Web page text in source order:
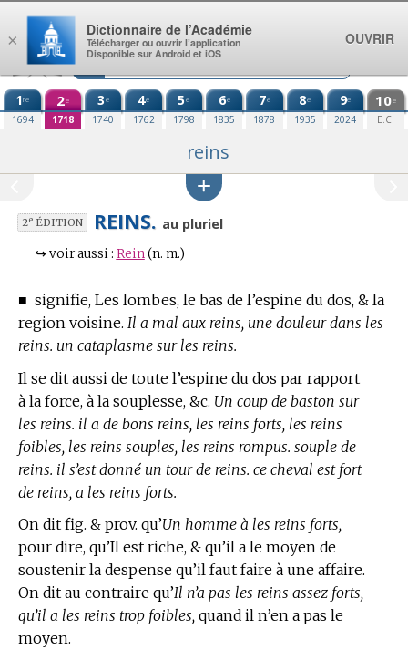
Aller au contenu
1re
1694
2e
1718
3e
1740
4e
1762
5e
1798
6e
1835
7e
1878
8e
1935
9e
2024
10e
E.C.
reins
2eÉDITION REINS. au pluriel
↪ voir aussi : Rein (n. m.)
■ signifie, Les lombes, le bas de l’espine du dos, & la
region voisine. Il a mal aux reins, une douleur dans les
reins. un cataplasme sur les reins.
Il se dit aussi de toute l’espine du dos par rapport
à la force, à la souplesse, &c. Un coup de baston sur
les reins. il a de bons reins, les reins forts, les reins
foibles, les reins souples, les reins rompus. souple de
reins. il s’est donné un tour de reins. ce cheval est fort
de reins, a les reins forts.
On dit fig. & prov. qu’Un homme à les reins forts,
pour dire, qu’Il est riche, & qu’il a le moyen de
soustenir la despense qu’il faut faire à une affaire.
On dit au contraire qu’Il n’a pas les reins assez forts,
qu’il a les reins trop foibles, quand il n’en a pas le
moyen.
×
Dictionnaire de l’Académie
Télécharger ou ouvrir l’application
Disponible sur Android et iOS
OUVRIR